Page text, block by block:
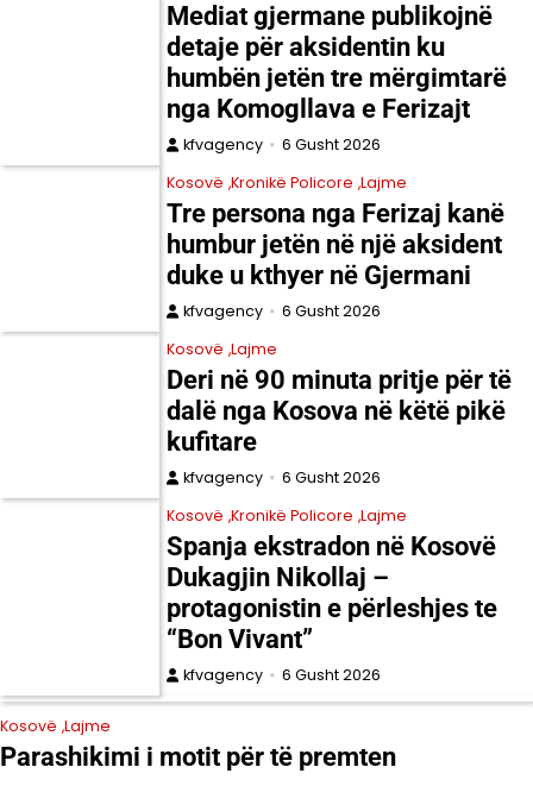
Mediat gjermane publikojnë
detaje për aksidentin ku
humbën jetën tre mërgimtarë
nga Komogllava e Ferizajt
kfvagency
6 Gusht 2026
Kosovë Kronikë Policore Lajme
Tre persona nga Ferizaj kanë
humbur jetën në një aksident
duke u kthyer në Gjermani
kfvagency
6 Gusht 2026
Kosovë Lajme
Deri në 90 minuta pritje për të
dalë nga Kosova në këtë pikë
kufitare
kfvagency
6 Gusht 2026
Kosovë Kronikë Policore Lajme
Spanja ekstradon në Kosovë
Dukagjin Nikollaj –
protagonistin e përleshjes te
“Bon Vivant”
kfvagency 6 Gusht 2026
Kosovë Lajme
Parashikimi i motit për të premten